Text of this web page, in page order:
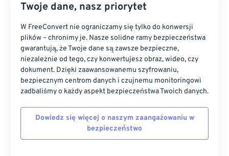
Twoje dane, nasz priorytet
W FreeConvert nie ograniczamy się tylko do konwersji
plików – chronimy je. Nasze solidne ramy bezpieczeństwa
gwarantują, że Twoje dane są zawsze bezpieczne,
niezależnie od tego, czy konwertujesz obraz, wideo, czy
dokument. Dzięki zaawansowanemu szyfrowaniu,
bezpiecznym centrom danych i czujnemu monitoringowi
zadbaliśmy o każdy aspekt bezpieczeństwa Twoich danych.
Dowiedz się więcej o naszym zaangażowaniu w
bezpieczeństwo